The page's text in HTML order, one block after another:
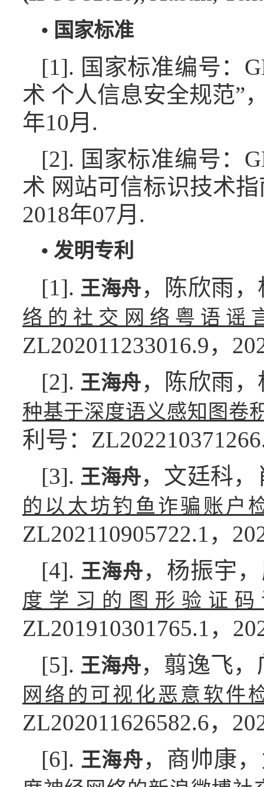
• 国家标准
[1]. 国家标准编号：
术 个人信息安全规范”
年10月.
[2]. 国家标准编号：
术 网站可信标识技术
2018年07月.
• 发明专利
[1]. 王海舟，陈欣雨
络的社交网络粤语谣
ZL202011233016.9，
[2]. 王海舟，陈欣雨
种基于深度语义感知图卷
利号：
[3]. 王海舟，文廷科
的以太坊钓鱼诈骗账户
ZL202110905722.1，
[4]. 王海舟，杨振宇
度学习的图形验证
ZL201910301765.1，
[5]. 王海舟，翦逸飞
网络的可视化恶意软件
ZL202011626582.6，
[6]. 王海舟，商帅康